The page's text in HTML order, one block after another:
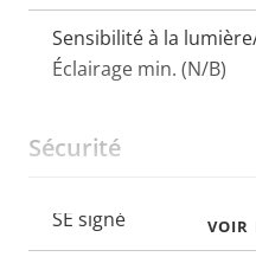
VOIR
Sensibilité à la
Éclairage min. (N/B)
Sécurité
Description
de la
la
SE signé